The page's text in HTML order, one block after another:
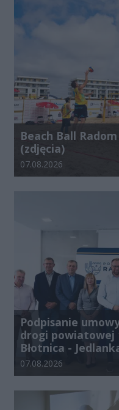
Beach Ball
(zdjęcia)
Data dodania galerii:
07.08.2026
Podpisanie
drogi powiatowej
Błotnica -
Data dodania galerii:
07.08.2026